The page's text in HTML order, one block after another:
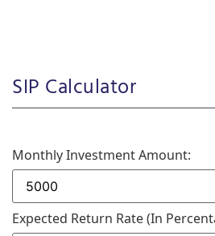
SIP Calculator
Monthly Investment Amount:
Expected Return Rate (in